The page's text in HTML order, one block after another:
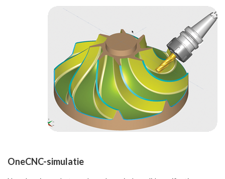
OneCNC-simulatie